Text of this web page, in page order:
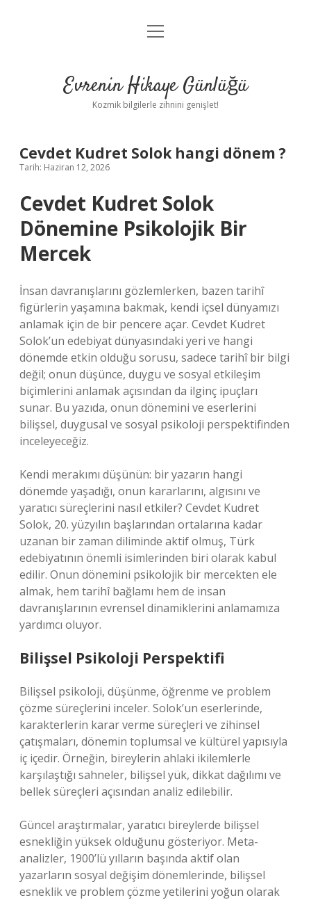
Anasayfa
Yasal Uyarı
menüyü
Evrenin Hikaye Günlüğü
Kozmik bilgilerle zihnini genişlet!
Cevdet Kudret Solok hangi dönem ?
Tarih: Haziran 12, 2026
Cevdet Kudret Solok
Dönemine Psikolojik Bir
Mercek
İnsan davranışlarını gözlemlerken, bazen tarihî
figürlerin yaşamına bakmak, kendi içsel dünyamızı
anlamak için de bir pencere açar. Cevdet Kudret
Solok’un edebiyat dünyasındaki yeri ve hangi
dönemde etkin olduğu sorusu, sadece tarihî bir bilgi
değil; onun düşünce, duygu ve sosyal etkileşim
biçimlerini anlamak açısından da ilginç ipuçları
sunar. Bu yazıda, onun dönemini ve eserlerini
bilişsel, duygusal ve sosyal psikoloji perspektifinden
inceleyeceğiz.
Kendi merakımı düşünün: bir yazarın hangi
dönemde yaşadığı, onun kararlarını, algısını ve
yaratıcı süreçlerini nasıl etkiler? Cevdet Kudret
Solok, 20. yüzyılın başlarından ortalarına kadar
uzanan bir zaman diliminde aktif olmuş, Türk
edebiyatının önemli isimlerinden biri olarak kabul
edilir. Onun dönemini psikolojik bir mercekten ele
almak, hem tarihî bağlamı hem de insan
davranışlarının evrensel dinamiklerini anlamamıza
yardımcı oluyor.
Bilişsel Psikoloji Perspektifi
Bilişsel psikoloji, düşünme, öğrenme ve problem
çözme süreçlerini inceler. Solok’un eserlerinde,
karakterlerin karar verme süreçleri ve zihinsel
çatışmaları, dönemin toplumsal ve kültürel yapısıyla
iç içedir. Örneğin, bireylerin ahlaki ikilemlerle
karşılaştığı sahneler, bilişsel yük, dikkat dağılımı ve
bellek süreçleri açısından analiz edilebilir.
Güncel araştırmalar, yaratıcı bireylerde bilişsel
esnekliğin yüksek olduğunu gösteriyor. Meta-
analizler, 1900’lü yılların başında aktif olan
yazarların sosyal değişim dönemlerinde, bilişsel
esneklik ve problem çözme yetilerini yoğun olarak